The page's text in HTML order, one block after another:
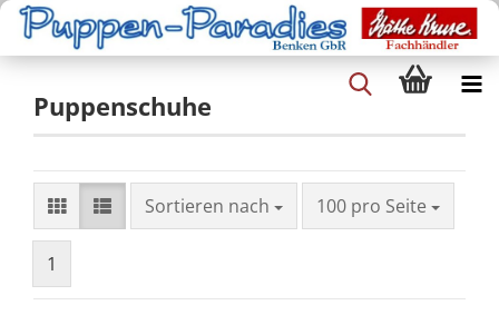
Puppenschuhe
Sortieren nach 100 pro Seite
1